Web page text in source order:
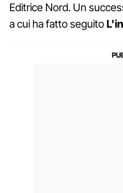
Editrice Nord. Un
a cui ha fatto seguito